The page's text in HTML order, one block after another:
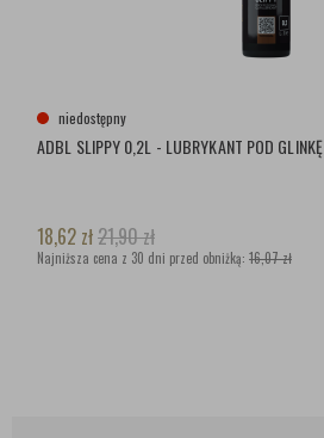
niedostępny
ADBL SLIPPY 0,2L - LUBRYKANT POD GLINKĘ
18,62 zł21,90zł
Najniższa cena z 30 dni przed obniżką: 16,07 zł